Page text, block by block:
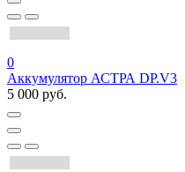
0
Аккумулятор АСТРА DP.V3
5 000 руб.